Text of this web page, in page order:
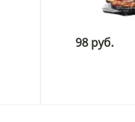
98 руб.